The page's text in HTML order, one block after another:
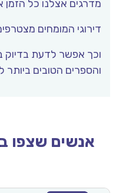
מדרגים אצלנו כל הזמן
דירוגי המומחים
וכך אפשר לדעת
והספרים הטובים ביותר
אנשים שצפו